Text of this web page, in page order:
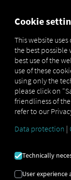
НА
6-стъпков
Cookie
This website
the best possible
best use of the
use of these
using only the
please click on
friendliness of
refer to our
Data protection |
Technically
User